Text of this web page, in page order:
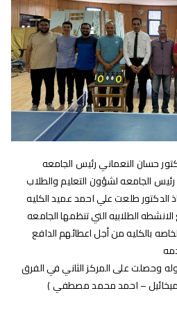
حسان النعماني رئيس الجامعه
الجامعه لشؤون التعليم والطلاب
الدكتور طلعت علي احمد عميد الكليه
الطلابيه التي تنظمها الجامعه
بالكليه من أجل اعطائهم الدافع
وحصلت على المركز الثاني في الفرق
– احمد محمد مصطفي )